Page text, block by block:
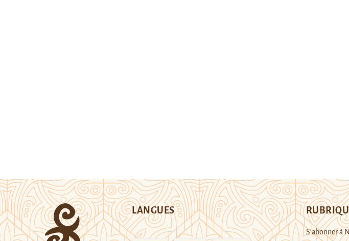
LANGUES
S’abonner à